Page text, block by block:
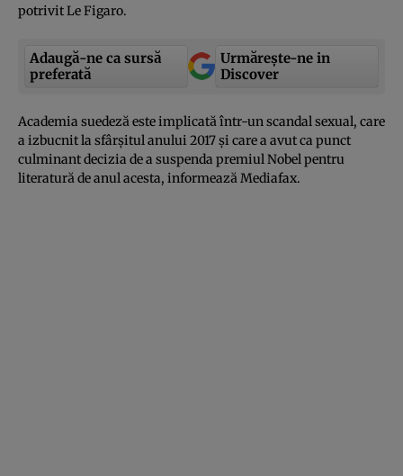
potrivit Le Figaro.
Adaugă-ne ca sursă
preferată
Urmărește-ne in
Discover
Academia suedeză este implicată într-un scandal sexual, care
a izbucnit la sfârşitul anului 2017 şi care a avut ca punct
culminant decizia de a suspenda premiul Nobel pentru
literatură de anul acesta, informeazăMediafax.